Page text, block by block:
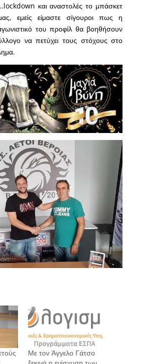
και αναστολές το μπάσκετ
εμείς είμαστε σίγουροι πως η
του προφίλ θα βοηθήσουν
να πετύχει τους στόχους στο
Με τον Άγγελο Γάτσο